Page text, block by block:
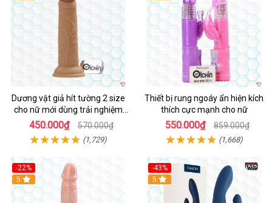
Dương vật giả hít tường 2 size
cho nữ mới dùng trải nghiệm
thật
450.000₫ 570.000₫
(1,729)
Thiết bị rung ngoáy ẩn hiện kích
thích cực mạnh cho nữ
550.000₫ 859.000₫
(1,668)
-22%
Hot
5
-43%
Hot
5